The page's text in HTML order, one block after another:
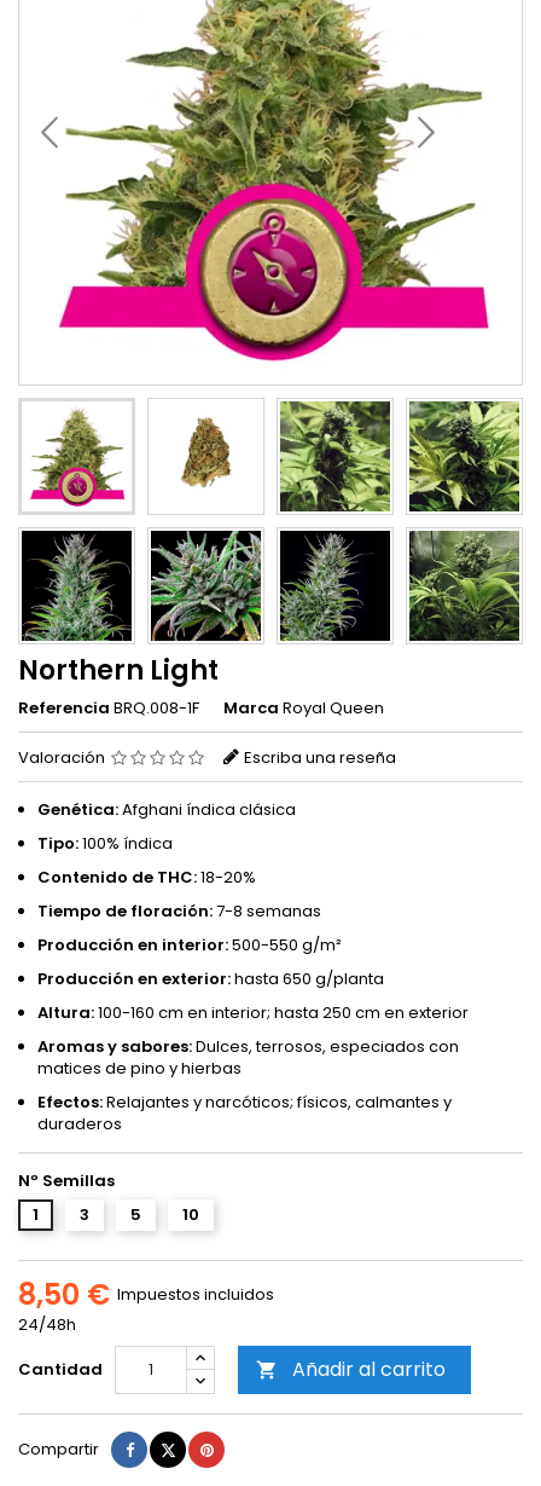
Northern Light
Referencia BRQ.008-1F Marca Royal Queen
Valoración Escriba una reseña
Genética:Afghani índica clásica
Tipo:100% índica
Contenido de THC:18-20%
Tiempo de floración:7-8 semanas
Producción en interior:500-550 g/m²
Producción en exterior:hasta 650 g/planta
Altura:100-160 cm en interior; hasta 250 cm en exterior
Aromas y sabores:Dulces, terrosos, especiados con
matices de pino y hierbas
Efectos:Relajantes y narcóticos; físicos, calmantes y
duraderos
Nº Semillas
1
3 5 10
8,50 € Impuestos incluidos
24/48h
Cantidad
 Añadir al carrito
Compartir Compartir
TuitearPinterest